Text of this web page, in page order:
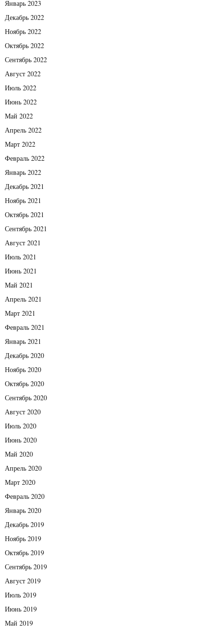
Январь 2023
Декабрь 2022
Ноябрь 2022
Октябрь 2022
Сентябрь 2022
Август 2022
Июль 2022
Июнь 2022
Май 2022
Апрель 2022
Март 2022
Февраль 2022
Январь 2022
Декабрь 2021
Ноябрь 2021
Октябрь 2021
Сентябрь 2021
Август 2021
Июль 2021
Июнь 2021
Май 2021
Апрель 2021
Март 2021
Февраль 2021
Январь 2021
Декабрь 2020
Ноябрь 2020
Октябрь 2020
Сентябрь 2020
Август 2020
Июль 2020
Июнь 2020
Май 2020
Апрель 2020
Март 2020
Февраль 2020
Январь 2020
Декабрь 2019
Ноябрь 2019
Октябрь 2019
Сентябрь 2019
Август 2019
Июль 2019
Июнь 2019
Май 2019